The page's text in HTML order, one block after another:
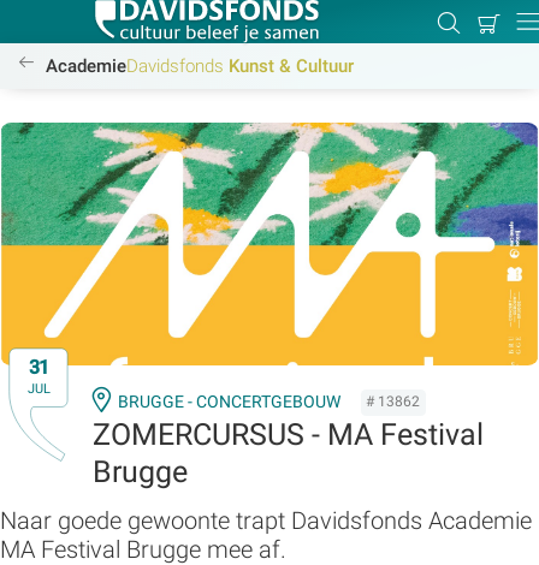
Zoeken
Mijn
/academie/kunst-cultuur/kunst-cultuur
AcademieDavidsfonds Kunst & Cultuur
31
JUL
BRUGGE - CONCERTGEBOUW # 13862
ZOMERCURSUS - MA Festival
Brugge
Naar goede gewoonte trapt Davidsfonds Academie
MA Festival Brugge mee af.
Zoek: